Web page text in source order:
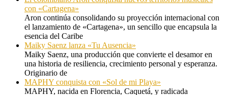
con «Cartagena»
Aron continúa consolidando su proyección internacional con
el lanzamiento de «Cartagena», un sencillo que encapsula la
esencia del Caribe
Maiky Saenz lanza «Tu Ausencia»
Maiky Saenz, una producción que convierte el desamor en
una historia de resiliencia, crecimiento personal y esperanza.
Originario de
MAPHY conquista con «Sol de mi Playa»
MAPHY, nacida en Florencia, Caquetá, y radicada